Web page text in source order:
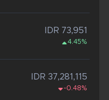
IDR 73,951
4.45%
IDR 37,281,115
-0.48%